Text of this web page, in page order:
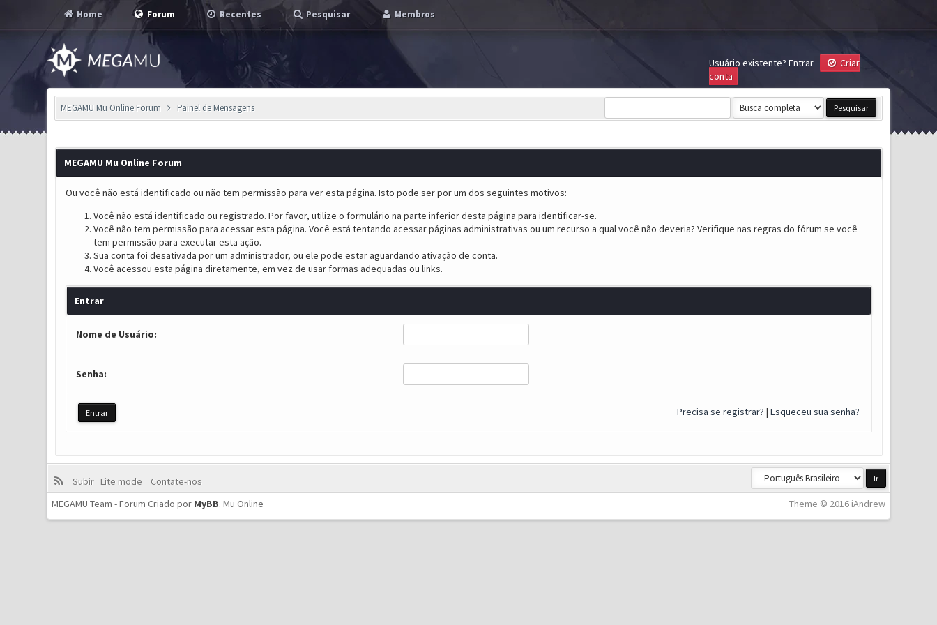
Home Forum Recentes Pesquisar Membros
Usuário existente? Entrar
Criar
conta
MEGAMU Mu Online Forum Painel de Mensagens
MEGAMU Mu Online Forum
Ou você não está identificado ou não tem permissão para ver esta página. Isto pode ser por um dos seguintes motivos:
Você não está identificado ou registrado. Por favor, utilize o formulário na parte inferior desta página para identificar-se.
Você não tem permissão para acessar esta página. Você está tentando acessar páginas administrativas ou um recurso a qual você não deveria? Verifique nas regras do fórum se você
tem permissão para executar esta ação.
Sua conta foi desativada por um administrador, ou ele pode estar aguardando ativação de conta.
Você acessou esta página diretamente, em vez de usar formas adequadas ou links.
Entrar
Nome de Usuário:
Senha:
Precisa se registrar? | Esqueceu sua senha?
Subir Lite mode
Contate-nos
Theme © 2016 iAndrew
MEGAMU Team - Forum Criado por MyBB.Mu Online